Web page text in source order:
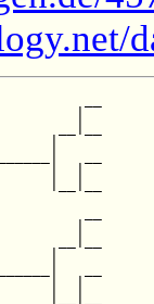
|
|
|  |
|
|
|
|  |